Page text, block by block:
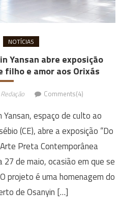
NOTÍCIAS
Yansan abre exposição
filho e amor aos Orixás
Redação Comments(4)
Yansan, espaço de culto ao
(CE), abre a exposição “Do
Preta Contemporânea
de maio, ocasião em que se
projeto é uma homenagem do
de Osanyin […]